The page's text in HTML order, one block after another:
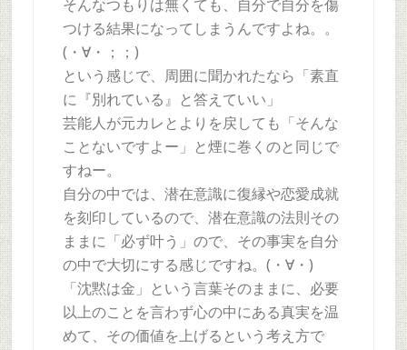
そんなつもりは無くても、自分で自分を傷
つける結果になってしまうんですよね。。
(・∀・；；)
という感じで、周囲に聞かれたなら「素直
に『別れている』と答えていい」
芸能人が元カレとよりを戻しても「そんな
ことないですよー」と煙に巻くのと同じで
すねー。
自分の中では、潜在意識に復縁や恋愛成就
を刻印しているので、潜在意識の法則その
ままに「必ず叶う」ので、その事実を自分
の中で大切にする感じですね。(・∀・)
「沈黙は金」という言葉そのままに、必要
以上のことを言わず心の中にある真実を温
めて、その価値を上げるという考え方で